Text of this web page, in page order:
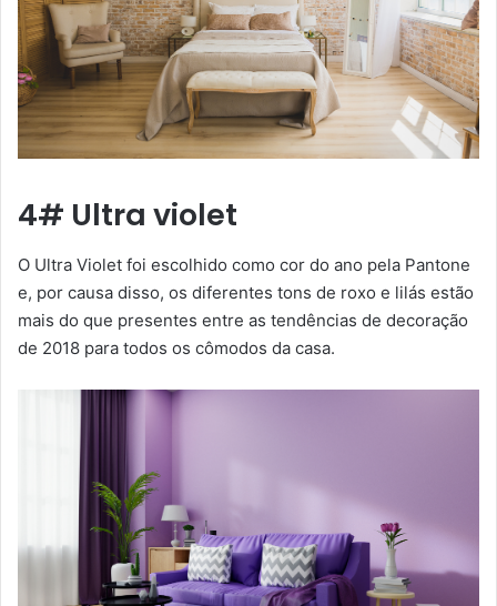
4# Ultra violet
O Ultra Violet foi escolhido como cor do ano pela Pantone
e, por causa disso, os diferentes tons de roxo e lilás estão
mais do que presentes entre as tendências de decoração
de 2018 para todos os cômodos da casa.